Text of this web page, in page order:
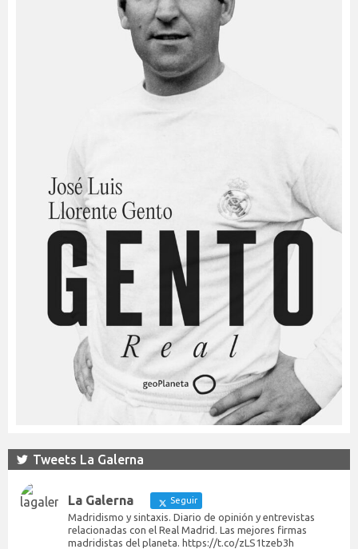
Tweets La Galerna
La Galerna Seguir
Madridismo y sintaxis. Diario de opinión y entrevistas
relacionadas con el Real Madrid. Las mejores firmas
madridistas del planeta. https://t.co/zLS1tzeb3h